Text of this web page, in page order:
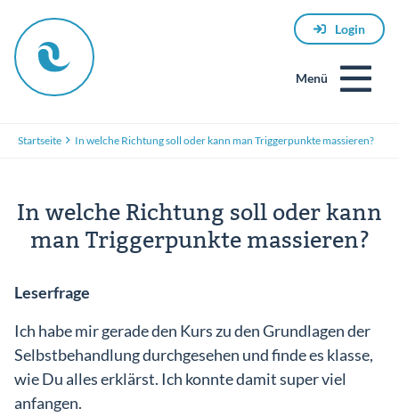
Login
Passwort
Menü
Startseite In welche Richtung soll oder kann man Triggerpunkte massieren?
In welche Richtung soll oder kann
man Triggerpunkte massieren?
Leserfrage
Ich habe mir gerade den Kurs zu den Grundlagen der
Selbstbehandlung durchgesehen und finde es klasse,
wie Du alles erklärst. Ich konnte damit super viel
anfangen.